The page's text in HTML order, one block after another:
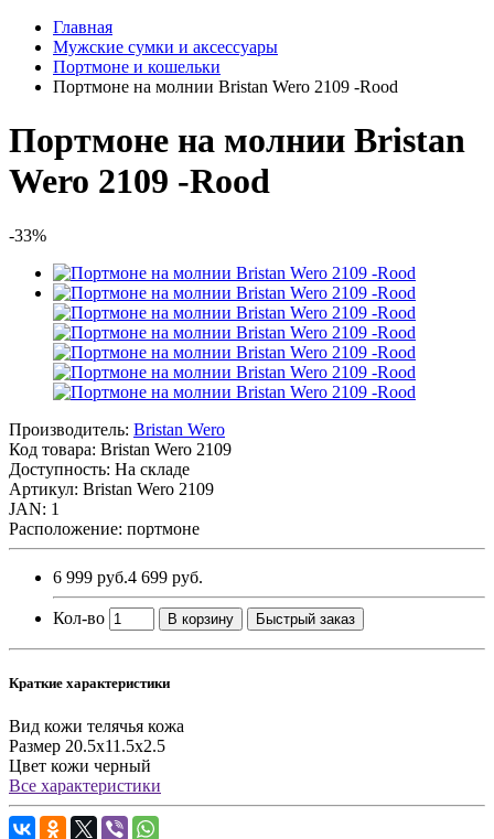
Главная
Мужские сумки и аксессуары
Портмоне и кошельки
Портмоне на молнии Bristan Wero 2109 -Rood
Портмоне на молнии Bristan
Wero 2109 -Rood
-33%
Производитель: Bristan Wero
Код товара: Bristan Wero 2109
Доступность: На складе
Артикул: Bristan Wero 2109
JAN: 1
Расположение: портмоне
6 999 руб.4 699 руб.
Кол-во В корзину Быстрый заказ
Краткие характеристики
Вид кожи телячья кожа
Размер 20.5х11.5х2.5
Цвет кожи черный
Все характеристики